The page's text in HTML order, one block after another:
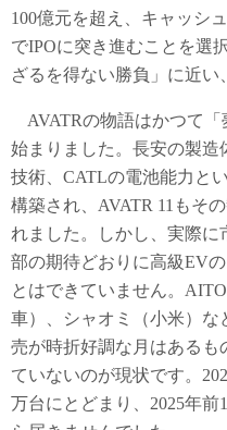
100億元を超え、キャッシ
でIPOに突き進むことを選
ざるを得ない勝負」に近い
AVATRの物語はかつて「
始まりました。長安の製造
技術、CATLの電池能力と
構築され、AVATR 11もそ
れました。しかし、実際に
部の期待どおりに高級EV
とはできていません。
車）、シャオミ（小米）な
売が時折好調な月はあるも
ていないのが現状です。
万台にとどまり、2025年